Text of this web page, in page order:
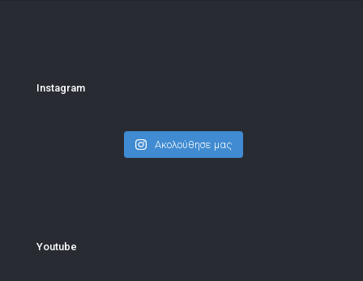
Instagram
Ακολούθησε μας
Youtube